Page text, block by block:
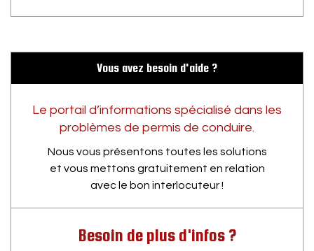
Vous avez besoin d'aide ?
Le portail d’informations spécialisé dans les
problèmes de permis de conduire.
Nous vous présentons toutes les solutions
et vous mettons gratuitement en relation
avec le bon interlocuteur !
Besoin de plus d'infos ?